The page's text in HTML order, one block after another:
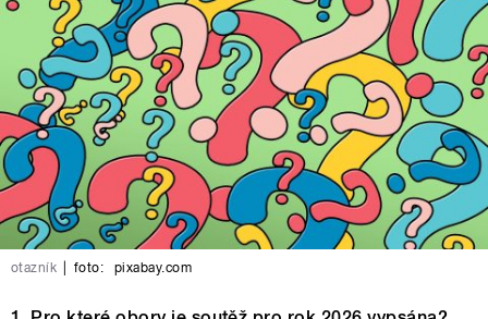
otazník foto: pixabay.com